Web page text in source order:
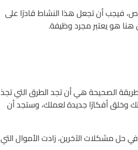
فيجب أن تجعل هذا النشاط قادرًا على
هنا هو يعتبر مجرد وظيفة.
الصحيحة هي أن تجد الطرق التي
وخلق أفكارًا جديدة لعملك، وستجد أن
حل مشكلات الآخرين، زادت الأموال التي